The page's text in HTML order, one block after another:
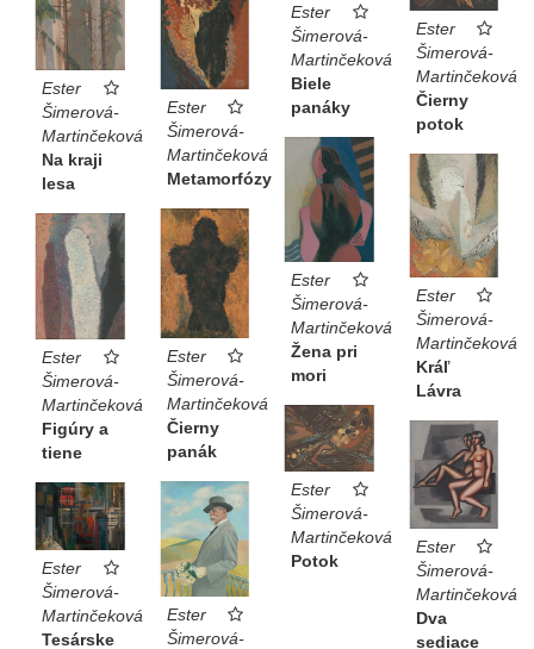
Ester
Šimerová-
Martinčeková
Na kraji
lesa
Ester
Šimerová-
Martinčeková
Metamorfózy
Ester
Šimerová-
Martinčeková
Biele
panáky
Ester
Šimerová-
Martinčeková
Čierny
potok
Ester
Šimerová-
Martinčeková
Žena pri
mori
Ester
Šimerová-
Martinčeková
Kráľ
Lávra
Ester
Šimerová-
Martinčeková
Čierny
panák
Ester
Šimerová-
Martinčeková
Figúry a
tiene
Ester
Šimerová-
Martinčeková
Potok
Ester
Šimerová-
Martinčeková
Dva
sediace
Ester
Šimerová-
Ester
Šimerová-
Martinčeková
Tesárske